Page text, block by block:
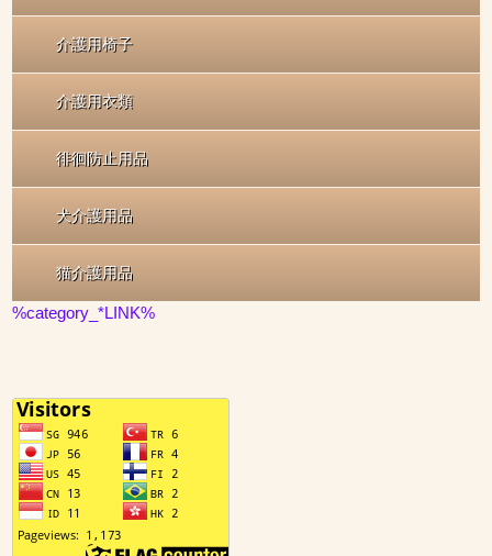
介護用椅子
介護用衣類
徘徊防止用品
犬介護用品
猫介護用品
%category_*LINK%